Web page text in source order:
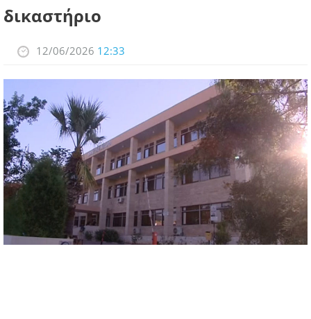
δικαστήριο
12/06/2026 12:33